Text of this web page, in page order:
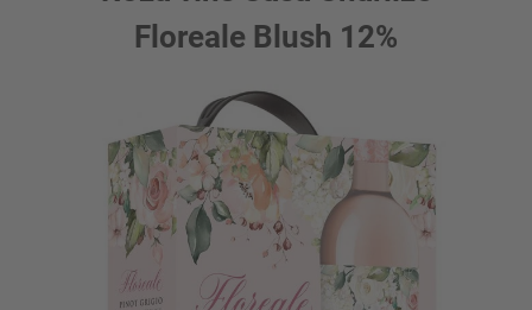
Floreale Blush 12%